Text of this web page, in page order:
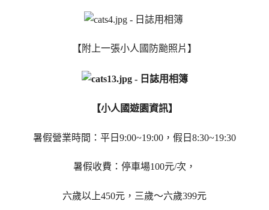
【附上一張小人國防颱照片】
【小人國遊園資訊】
暑假營業時間：平日9:00~19:00，假日8:30~19:30
暑假收費：停車場100元/次，
六歲以上450元，三歲～六歲399元